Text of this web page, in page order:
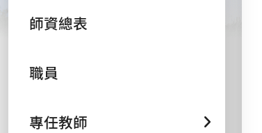
師資總表
職員
專任教師